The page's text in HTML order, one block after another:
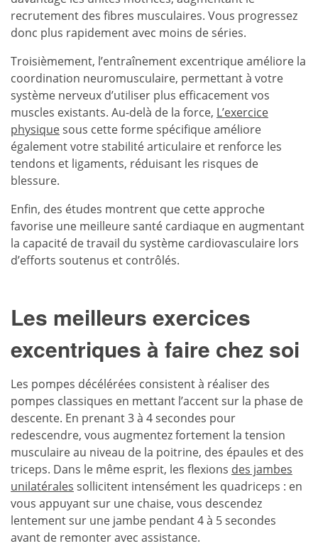
recrutement des fibres musculaires. Vous progressez
donc plus rapidement avec moins de séries.
Troisièmement, l’entraînement excentrique améliore la
coordination neuromusculaire, permettant à votre
système nerveux d’utiliser plus efficacement vos
muscles existants. Au-delà de la force, L’exercice
physiquesous cette forme spécifique améliore
également votre stabilité articulaire et renforce les
tendons et ligaments, réduisant les risques de
blessure.
Enfin, des études montrent que cette approche
favorise une meilleure santé cardiaque en augmentant
la capacité de travail du système cardiovasculaire lors
d’efforts soutenus et contrôlés.
Les meilleurs exercices
excentriques à faire chez soi
Les pompes décélérées consistent à réaliser des
pompes classiques en mettant l’accent sur la phase de
descente. En prenant 3 à 4 secondes pour
redescendre, vous augmentez fortement la tension
musculaire au niveau de la poitrine, des épaules et des
triceps. Dans le même esprit, les flexions des jambes
unilatérales sollicitent intensément les quadriceps : en
vous appuyant sur une chaise, vous descendez
lentement sur une jambe pendant 4 à 5 secondes
avant de remonter avec assistance.